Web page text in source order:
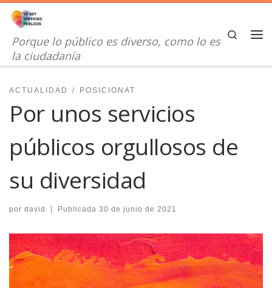
Saltar al contenido
Porque lo público es diverso, como lo es
la ciudadanía
Search
ACTUALIDAD POSICIONAT
Por unos servicios
públicos orgullosos de
su diversidad
por david | Publicada 30 de junio de 2021